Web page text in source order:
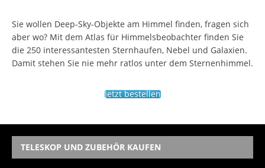
Sie wollen Deep-Sky-Objekte am Himmel finden, fragen sich
aber wo? Mit dem Atlas für Himmelsbeobachter finden Sie
die 250 interessantesten Sternhaufen, Nebel und Galaxien.
Damit stehen Sie nie mehr ratlos unter dem Sternenhimmel.
Jetzt bestellen
TELESKOP UND ZUBEHÖR KAUFEN